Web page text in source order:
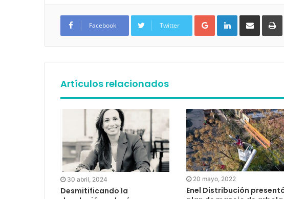
Facebook Twitter
Google+ LinkedIn
Artículos relacionados
30 abril, 2024
Desmitificando la
20 mayo, 2022
Enel Distribución